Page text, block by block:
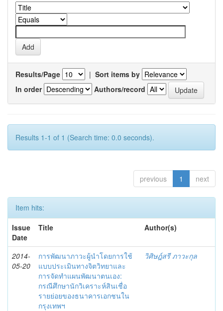
Results/Page | Sort items by
In order
Authors/record
Results 1-1 of 1 (Search time: 0.0 seconds).
previous 1 next
Item hits:
Issue
Date
Title Author(s)
2014-
05-20
การพัฒนาภาวะผู้นำโดยการใช้
แบบประเมินทางจิตวิทยาและ
การจัดทำแผนพัฒนาตนเอง:
กรณีศึกษานักวิเคราะห์สินเชื่อ
รายย่อยของธนาคารเอกชนใน
กรุงเทพฯ
วิศิษฎ์สรี ภาวะกุล